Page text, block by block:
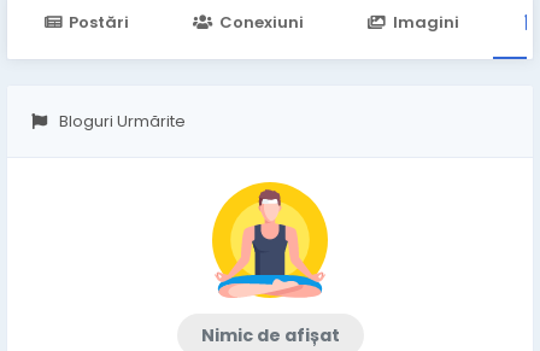
Postări Conexiuni Imagini
Bloguri Urmărite
Nimic de afișat